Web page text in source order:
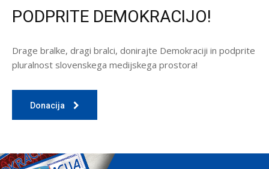
PODPRITE DEMOKRACIJO!
Drage bralke, dragi bralci, donirajte Demokraciji in podprite
pluralnost slovenskega medijskega prostora!
Donacija